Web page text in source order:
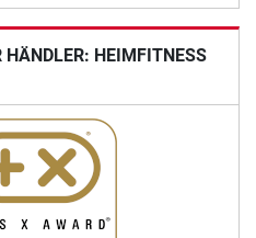
HÄNDLER: HEIMFITNESS